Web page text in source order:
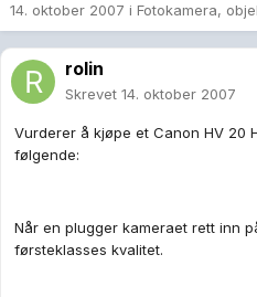
14. oktober 2007 i Fotokamera,
rolin
Skrevet 14. oktober 2007
Vurderer å kjøpe et Canon HV 20
følgende:
Når en plugger kameraet rett inn
førsteklasses kvalitet.